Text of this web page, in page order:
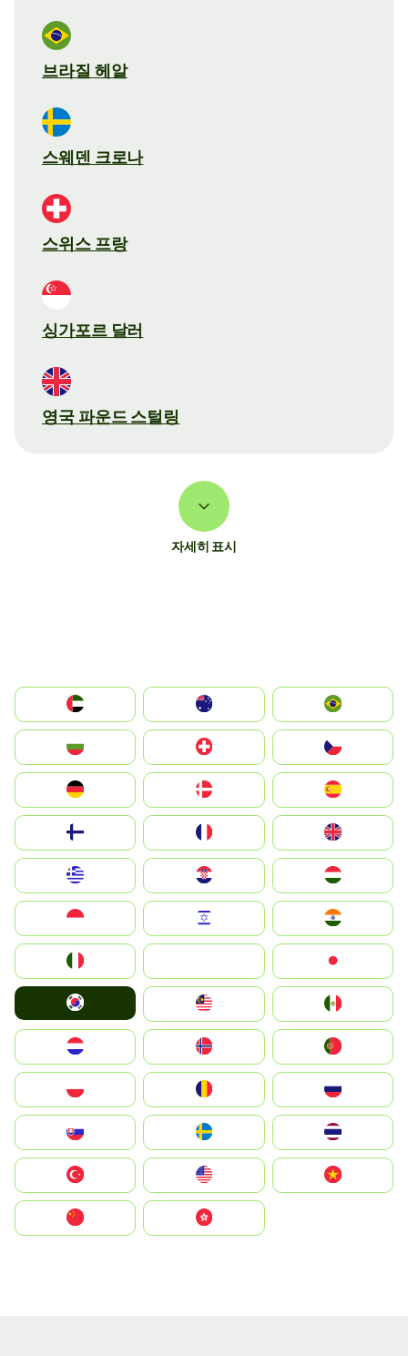
브라질 헤알
스웨덴 크로나
스위스 프랑
싱가포르 달러
영국 파운드 스털링
자세히 표시
الإمارات العربية المتحدة
Switzerland
Deutschland
United Kingdom
Magyarország
South Korea
United States
中國香港特別行政區